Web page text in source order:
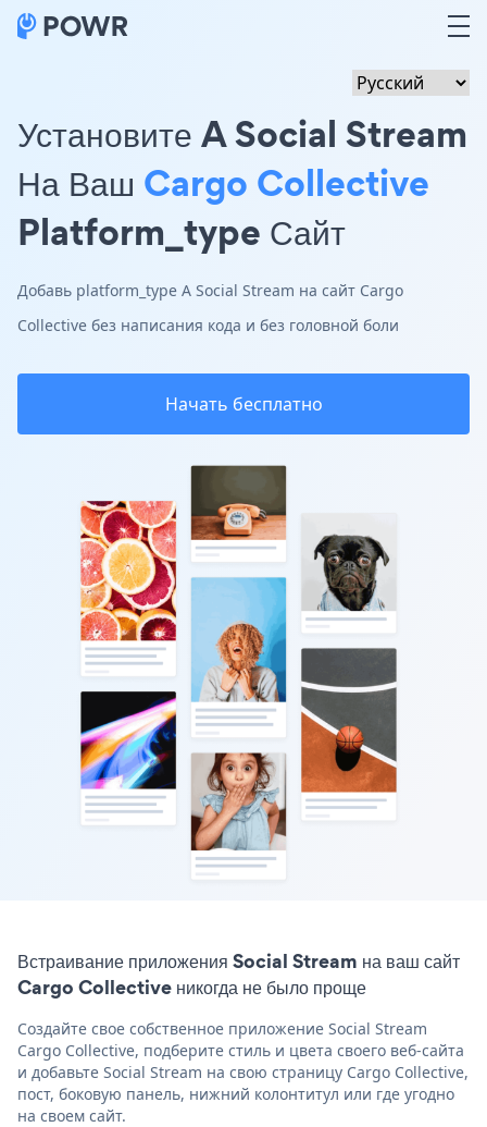
Установите A Social Stream
На Ваш Cargo Collective
Platform_type Сайт
Добавь platform_type A Social Stream на сайт Cargo
Collective без написания кода и без головной боли
Начать бесплатно
Встраивание приложения Social Stream на ваш сайт
Cargo Collective никогда не было проще
Создайте свое собственное приложение Social Stream
Cargo Collective, подберите стиль и цвета своего веб-сайта
и добавьте Social Stream на свою страницу Cargo Collective,
пост, боковую панель, нижний колонтитул или где угодно
на своем сайт.